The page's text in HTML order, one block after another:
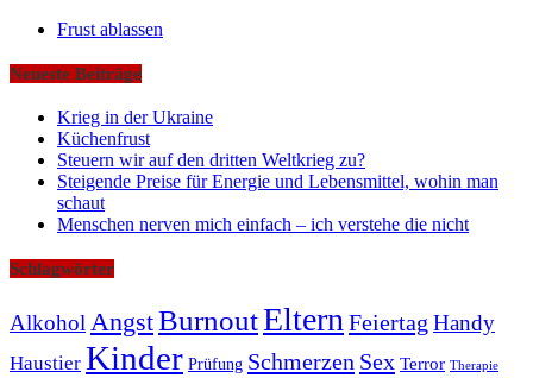
Frust ablassen
Neueste Beiträge
Krieg in der Ukraine
Küchenfrust
Steuern wir auf den dritten Weltkrieg zu?
Steigende Preise für Energie und Lebensmittel, wohin man
schaut
Menschen nerven mich einfach – ich verstehe die nicht
Schlagwörter
Alkohol AngstBurnoutEltern Feiertag Handy
Haustier Kinder Prüfung Schmerzen Sex Terror Therapie